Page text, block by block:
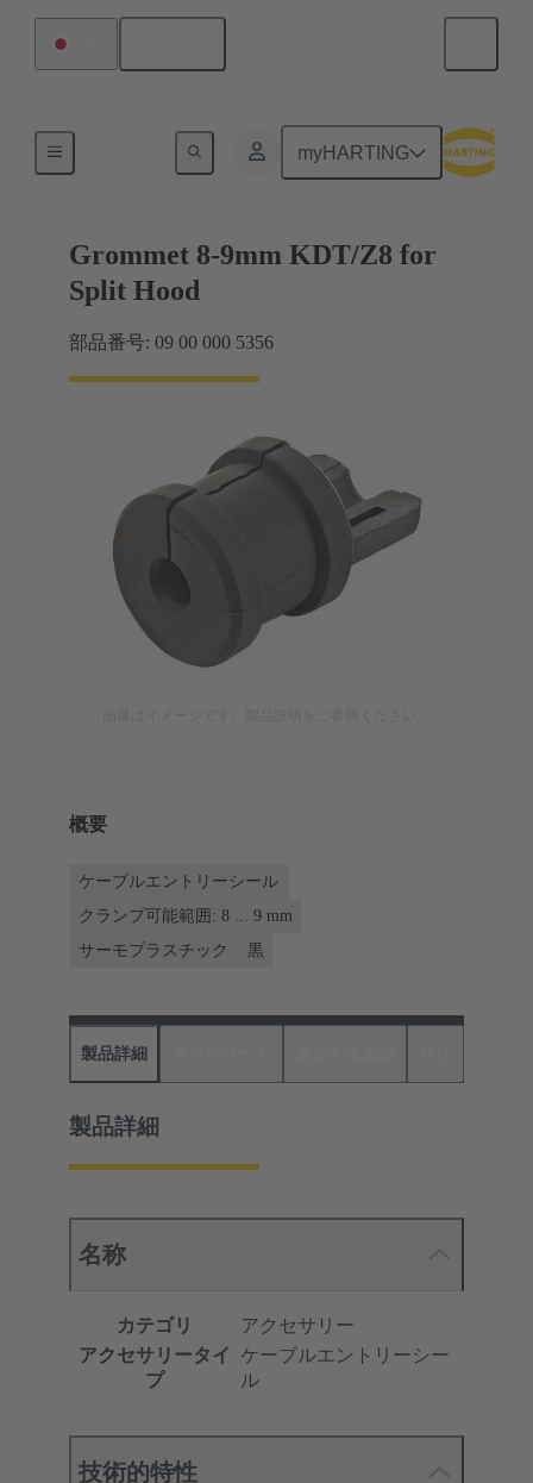
myHARTING
Grommet 8-9mm KDT/Z8 for
Split Hood
部品番号: 09 00 000 5356
概要
ケーブルエントリーシール
クランプ可能範囲: 8 ... 9 mm
サーモプラスチック
黒
製品詳細
製品詳細
名称
カテゴリ
アクセサリー
アクセサリータイ
プ
ケーブルエントリーシー
ル
技術的特性